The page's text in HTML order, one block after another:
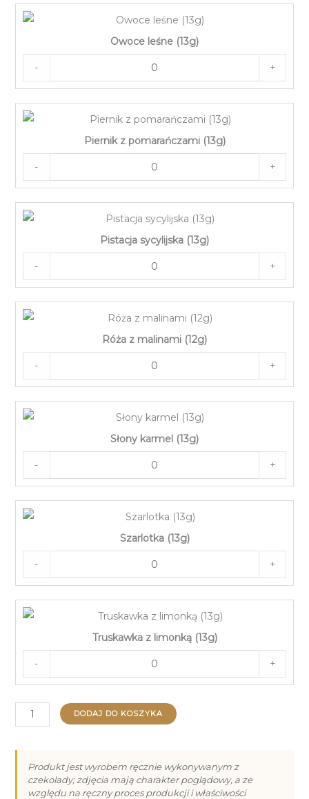
Owoce leśne (13g)
- +
Piernik z pomarańczami (13g)
- +
Pistacja sycylijska (13g)
- +
Róża z malinami (12g)
- +
Słony karmel (13g)
- +
Szarlotka (13g)
- +
Truskawka z limonką (13g)
- +
ilość
Praliny
Dzień
Babci
DODAJ DO KOSZYKA
Produkt jest wyrobem ręcznie wykonywanym z
czekolady; zdjęcia mają charakter poglądowy, a ze
względu na ręczny proces produkcji i właściwości